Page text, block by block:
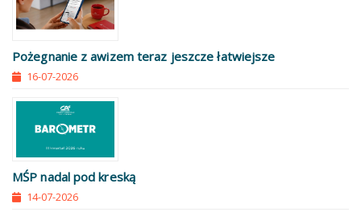
Pożegnanie z awizem teraz jeszcze łatwiejsze
16-07-2026
MŚP nadal pod kreską
14-07-2026